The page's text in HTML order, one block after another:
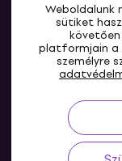
Weboldalunk
sütiket
platformjain a
személyre